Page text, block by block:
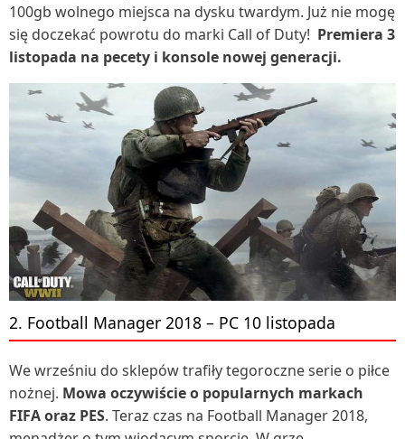
100gb wolnego miejsca na dysku twardym. Już nie mogę
się doczekać powrotu do marki Call of Duty! Premiera 3
listopada na pecety i konsole nowej generacji.
2. Football Manager 2018 – PC 10 listopada
We wrześniu do sklepów trafiły tegoroczne serie o piłce
nożnej. Mowa oczywiście o popularnych markach
FIFA oraz PES. Teraz czas na Football Manager 2018,